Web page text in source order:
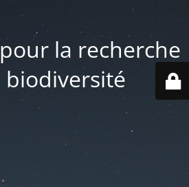
la recherche
biodiversité